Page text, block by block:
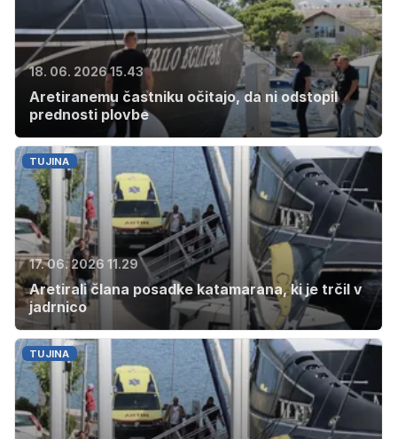
18. 06. 2026 15.43
Aretiranemu častniku očitajo, da ni odstopil
prednosti plovbe
TUJINA
17. 06. 2026 11.29
Aretirali člana posadke katamarana, ki je trčil v
jadrnico
TUJINA